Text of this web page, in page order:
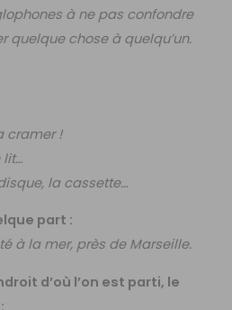
à ne pas confondre
quelque chose à quelqu’un.
cramer !
lit…
la cassette…
part :
à la mer, près de Marseille.
d’où l’on est parti, le